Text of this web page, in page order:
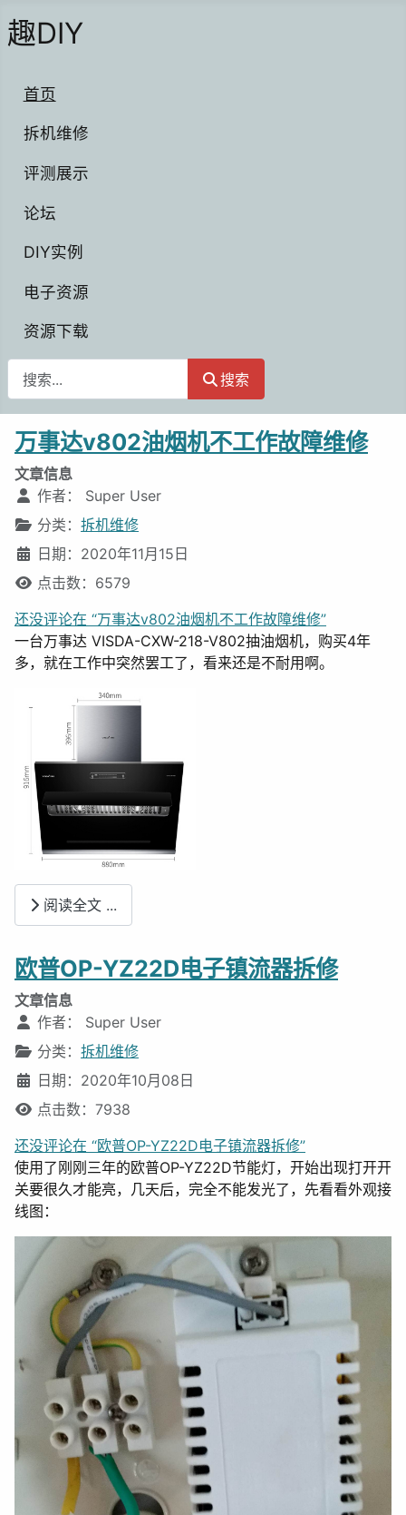
趣DIY
首页
拆机维修
评测展示
论坛
DIY实例
电子资源
资源下载
搜索
搜索
万事达v802油烟机不工作故障维修
文章信息
作者： Super User
分类： 拆机维修
日期：2020年11月15日
点击数：6579
还没评论在 “万事达v802油烟机不工作故障维修”
一台万事达 VISDA-CXW-218-V802抽油烟机，购买4年
多，就在工作中突然罢工了，看来还是不耐用啊。
阅读全文 ...
欧普OP-YZ22D电子镇流器拆修
文章信息
作者： Super User
分类： 拆机维修
日期：2020年10月08日
点击数：7938
还没评论在 “欧普OP-YZ22D电子镇流器拆修”
使用了刚刚三年的欧普OP-YZ22D节能灯，开始出现打开开
关要很久才能亮，几天后，完全不能发光了，先看看外观接
线图：